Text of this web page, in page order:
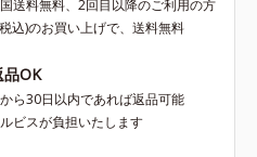
送料無料、2回目以降のご利用の方
込)のお買い上げで、送料無料
品OK
ら30日以内であれば返品可能
ビスが負担いたします